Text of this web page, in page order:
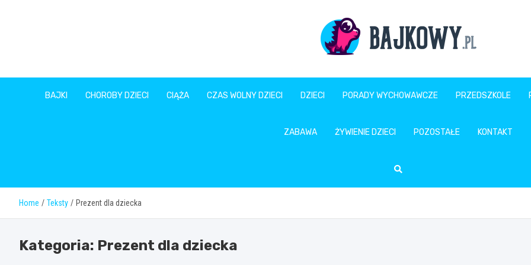
Bajkowy.pl
BAJKI CHOROBY DZIECI CIĄŻA CZAS WOLNY DZIECI DZIECI PORADY WYCHOWAWCZE PRZEDSZKOLE
ZABAWA ŻYWIENIE DZIECI POZOSTAŁE KONTAKT
Home Teksty Prezent dla dziecka
Kategoria: Prezent dla dziecka